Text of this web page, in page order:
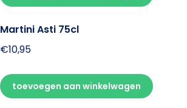
Martini Asti 75cl
€10,95
toevoegen aan winkelwagen